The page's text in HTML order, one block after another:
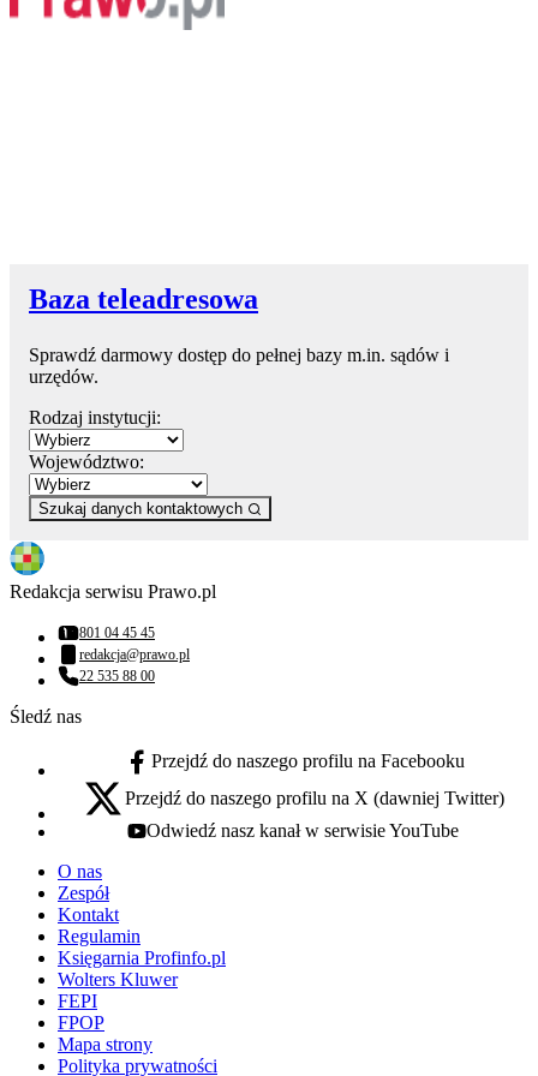
Baza teleadresowa
Sprawdź darmowy dostęp do pełnej bazy m.in. sądów i
urzędów.
Rodzaj instytucji:
Województwo:
Szukaj danych kontaktowych
Redakcja serwisu Prawo.pl
Numer telefonu:
801 04 45 45
Adres email:
redakcja@prawo.pl
Numer telefonu:
22 535 88 00
Śledź nas
facebook - otwiera się w nowej karcie
Przejdź do naszego profilu na Facebooku
x - otwiera się w nowej karcie
Przejdź do naszego profilu na X (dawniej Twitter)
youtube - otwiera się w nowej karcie
Odwiedź nasz kanał w serwisie YouTube
O nas
Zespół
Kontakt
Regulamin
Księgarnia Profinfo.pl
Wolters Kluwer
FEPI
FPOP
Mapa strony
Polityka prywatności